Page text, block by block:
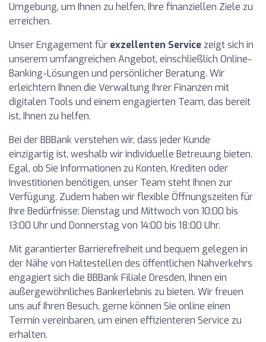
Umgebung, um Ihnen zu helfen, Ihre finanziellen Ziele zu
erreichen.
Unser Engagement für exzellenten Service zeigt sich in
unserem umfangreichen Angebot, einschließlich Online-
Banking-Lösungen und persönlicher Beratung. Wir
erleichtern Ihnen die Verwaltung Ihrer Finanzen mit
digitalen Tools und einem engagierten Team, das bereit
ist, Ihnen zu helfen.
Bei der BBBank verstehen wir, dass jeder Kunde
einzigartig ist, weshalb wir individuelle Betreuung bieten.
Egal, ob Sie Informationen zu Konten, Krediten oder
Investitionen benötigen, unser Team steht Ihnen zur
Verfügung. Zudem haben wir flexible Öffnungszeiten für
Ihre Bedürfnisse: Dienstag und Mittwoch von 10:00 bis
13:00 Uhr und Donnerstag von 14:00 bis 18:00 Uhr.
Mit garantierter Barrierefreiheit und bequem gelegen in
der Nähe von Haltestellen des öffentlichen Nahverkehrs
engagiert sich die BBBank Filiale Dresden, Ihnen ein
außergewöhnliches Bankerlebnis zu bieten. Wir freuen
uns auf Ihren Besuch, gerne können Sie online einen
Termin vereinbaren, um einen effizienteren Service zu
erhalten.